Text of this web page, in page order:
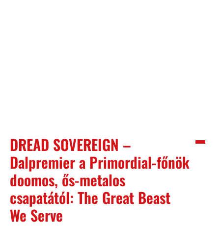
DREAD SOVEREIGN –
Dalpremier a Primordial-főnök
doomos, ős-metalos
csapatától: The Great Beast
We Serve